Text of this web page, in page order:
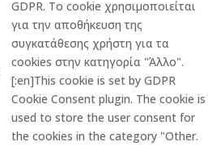
GDPR. Το cookie χρησιμοποιείται
για την αποθήκευση της
συγκατάθεσης χρήστη για τα
cookies στην κατηγορία "Άλλο".
[:en]This cookie is set by GDPR
Cookie Consent plugin. The cookie is
used to store the user consent for
the cookies in the category "Other.